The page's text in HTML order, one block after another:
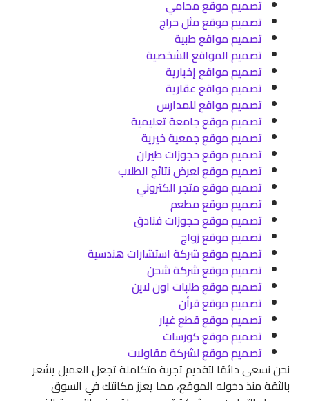
تصميم موقع محامي
تصميم موقع مثل حراج
تصميم مواقع طبية
تصميم المواقع الشخصية
تصميم مواقع إخبارية
تصميم مواقع عقارية
تصميم مواقع للمدارس
تصميم موقع جامعة تعليمية
تصميم موقع جمعية خيرية
تصميم موقع حجوزات طيران
تصميم موقع لعرض نتائج الطلاب
تصميم موقع متجر الكتروني
تصميم موقع مطعم
تصميم موقع حجوزات فنادق
تصميم موقع زواج
تصميم موقع شركة استشارات هندسية
تصميم موقع شركة شحن
تصميم موقع طلبات اون لاين
تصميم موقع قرأن
تصميم موقع قطع غيار
تصميم موقع كورسات
تصميم موقع لشركة مقاولات
نحن نسعى دائمًا لتقديم تجربة متكاملة تجعل العميل يشعر
بالثقة منذ دخوله الموقع، مما يعزز مكانتك في السوق